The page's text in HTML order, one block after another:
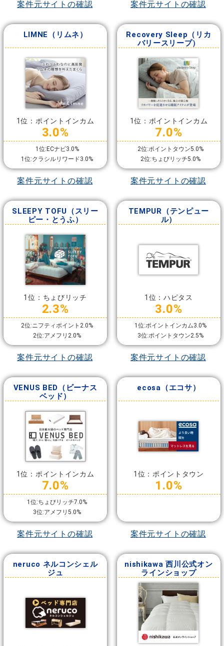
案件元サイトの確認 案件元サイトの確認
LIMNE（リムネ）
1位：ポイントインカム
3.0%
1位:ECナビ3.0%
1位:クラシルリワード3.0%
案件元サイトの確認
Recovery Sleep（リカ
バリースリープ）
1位：ポイントインカム
7.0%
2位:ポイントタウン5.0%
2位:ちょびリッチ5.0%
案件元サイトの確認
SLEEPY TOFU（スリー
ピー・とうふ）
1位：ちょびリッチ
2.3%
2位:ニフティポイント2.0%
2位:アメフリ2.0%
案件元サイトの確認
TEMPUR（テンピュー
ル）
1位：ハピタス
3.0%
1位:ポイントインカム3.0%
3位:ポイントタウン2.5%
案件元サイトの確認
VENUS BED（ビーナス
ベッド）
1位：ポイントインカム
7.0%
1位:ちょびリッチ7.0%
3位:アメフリ5.0%
案件元サイトの確認
ecosa（エコサ）
1位：ポイントタウン
1.0%
案件元サイトの確認
neruco ネルコンシェル
ジュ
nishikawa 西川公式オン
ラインショップ